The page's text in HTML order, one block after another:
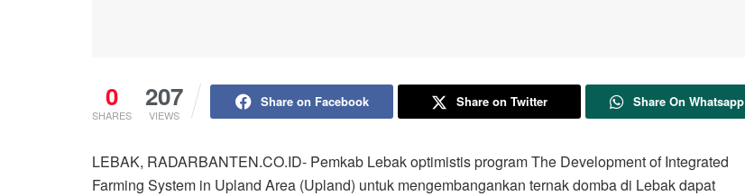
0
SHARES
207
VIEWS
Share on Facebook Share on Twitter Share On Whatsapp
LEBAK, RADARBANTEN.CO.ID- Pemkab Lebak optimistis program The Development of Integrated
Farming System in Upland Area (Upland) untuk mengembangankan ternak domba di Lebak dapat